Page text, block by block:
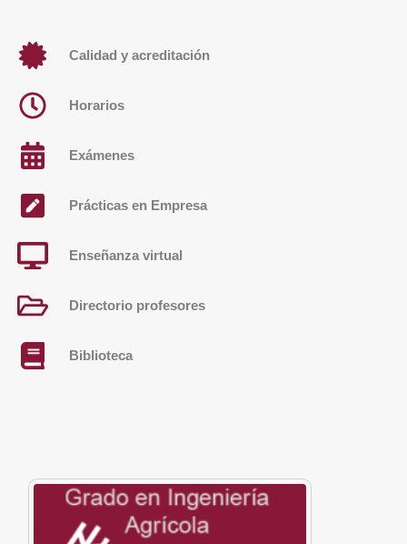
Calidad y acreditación
Horarios
Exámenes
Prácticas en Empresa
Enseñanza virtual
Directorio profesores
Biblioteca